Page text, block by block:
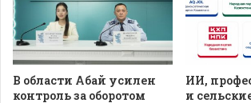
В области Абай усилен
контроль за оборотом
ИИ,
и